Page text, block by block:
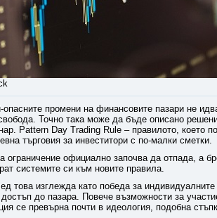
опасните промени на финансовите пазари не
Точно така може да бъде описано
Pattern Day Trading Rule – правилото, което
търговия за инвеститори с по-малки сметки.
ограничение официално започва да отпада, а
системите си към новите правила.
това изглежда като победа за
до пазара. Повече възможности за
се превърна почти в идеология, подобна